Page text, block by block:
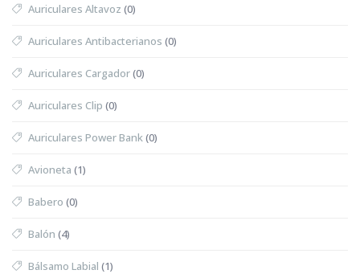
Auriculares Altavoz (0)
Auriculares Antibacterianos (0)
Auriculares Cargador(0)
Auriculares Clip (0)
Auriculares Power Bank(0)
Avioneta (1)
Babero (0)
Balón (4)
Bálsamo Labial (1)